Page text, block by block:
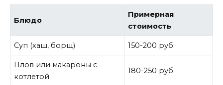
Блюдо
Примерная
стоимость
Суп (хаш, борщ) 150-200 руб.
Плов или макароны с
котлетой
180-250 руб.